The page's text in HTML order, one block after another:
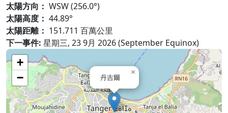
太陽方向： WSW (256.0°)
太陽高度： 44.89°
太陽距離： 151.711 百萬公里
下一事件: 星期三, 23 9月 2026 (September Equinox)
丹吉爾
×
+
−